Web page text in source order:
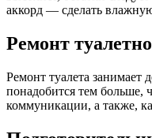
аккорд — сделать
Ремонт
Ремонт туалета занимает
понадобится тем больше,
коммуникации, а также,